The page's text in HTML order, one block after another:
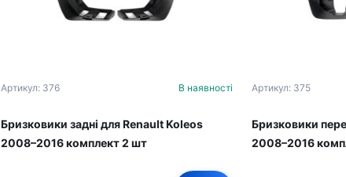
Артикул: 376 В наявності
Бризковики задні для Renault Koleos
2008–2016 комплект 2 шт
Артикул: 375
Бризковики
2008–2016